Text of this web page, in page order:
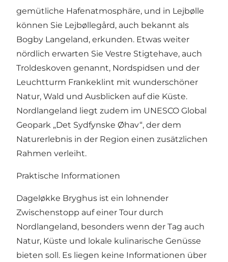
gemütliche Hafenatmosphäre, und in Lejbølle
können Sie Lejbøllegård, auch bekannt als
Bogby Langeland, erkunden. Etwas weiter
nördlich erwarten Sie Vestre Stigtehave, auch
Troldeskoven genannt, Nordspidsen und der
Leuchtturm Frankeklint mit wunderschöner
Natur, Wald und Ausblicken auf die Küste.
Nordlangeland liegt zudem im UNESCO Global
Geopark „Det Sydfynske Øhav“, der dem
Naturerlebnis in der Region einen zusätzlichen
Rahmen verleiht.
Praktische Informationen
Dageløkke Bryghus ist ein lohnender
Zwischenstopp auf einer Tour durch
Nordlangeland, besonders wenn der Tag auch
Natur, Küste und lokale kulinarische Genüsse
bieten soll. Es liegen keine Informationen über